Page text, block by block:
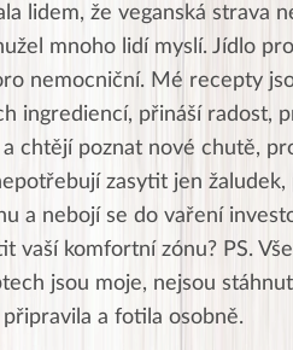
lidem, že veganská strava
mnoho lidí myslí. Jídlo
nemocniční. Mé recepty
ingrediencí, přináší radost,
chtějí poznat nové chutě,
zasytit jen
a nebojí se do vaření
vaší komfortní zónu? PS.
jsou moje, nejsou
a fotila osobně.